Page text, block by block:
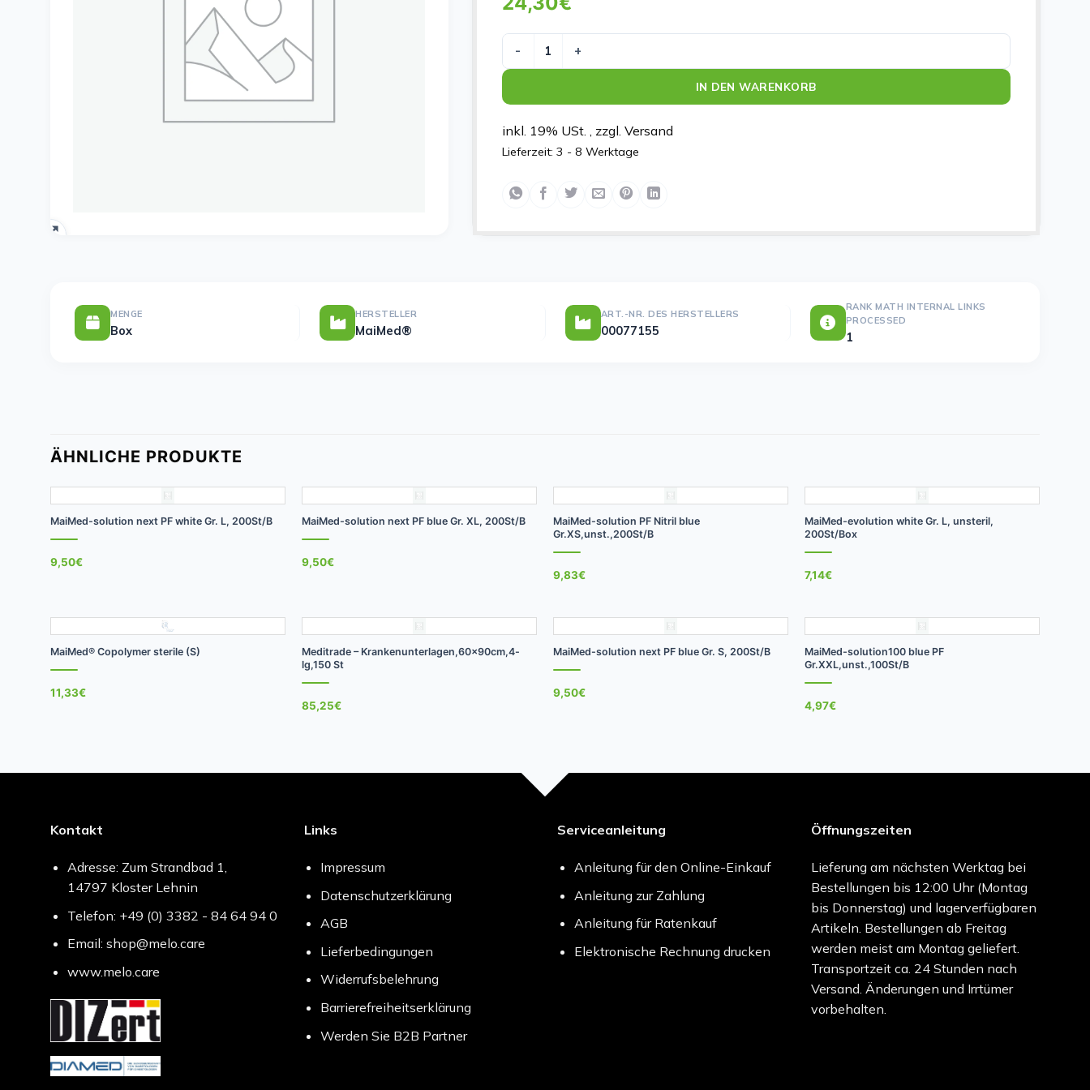
MaiMed-plast 5,00cm x 9,1m, 6 St./Box Menge
IN DEN WARENKORB
inkl. 19% USt. , zzgl. Versand
Lieferzeit: 3 - 8 Werktage
MENGE
Box
HERSTELLER
MaiMed®
ART.-NR. DES HERSTELLERS
00077155
RANK MATH INTERNAL LINKS
PROCESSED
1
ÄHNLICHE PRODUKTE
MaiMed-solution next PF white Gr. L, 200St/B
9,50€
MaiMed-solution next PF blue Gr. XL, 200St/B
9,50€
MaiMed-solution PF Nitril blue
Gr.XS,unst.,200St/B
9,83€
MaiMed-evolution white Gr. L, unsteril,
200St/Box
7,14€
MaiMed® Copolymer sterile (S)
11,33€
Meditrade – Krankenunterlagen,60x90cm,4-
lg,150 St
85,25€
MaiMed-solution next PF blue Gr. S, 200St/B
9,50€
MaiMed-solution100 blue PF
Gr.XXL,unst.,100St/B
4,97€
Kontakt
Adresse: Zum Strandbad 1,
14797 Kloster Lehnin
Telefon: +49 (0) 3382 - 84 64 94 0
Email: shop@melo.care
www.melo.care
Links
Impressum
Datenschutzerklärung
AGB
Lieferbedingungen
Widerrufsbelehrung
Barrierefreiheitserklärung
Werden Sie B2B Partner
Serviceanleitung
Anleitung für den Online-Einkauf
Anleitung zur Zahlung
Anleitung für Ratenkauf
Elektronische Rechnung drucken
Öffnungszeiten
Lieferung am nächsten Werktag bei
Bestellungen bis 12:00 Uhr (Montag
bis Donnerstag) und lagerverfügbaren
Artikeln. Bestellungen ab Freitag
werden meist am Montag geliefert.
Transportzeit ca. 24 Stunden nach
Versand. Änderungen und Irrtümer
vorbehalten.